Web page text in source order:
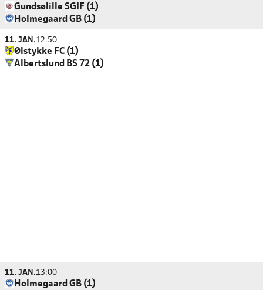
Gundsølille SGIF (1)
Holmegaard GB (1)
11. JAN.12:50
Ølstykke FC (1)
Albertslund BS 72 (1)
11. JAN.13:00
Holmegaard GB (1)